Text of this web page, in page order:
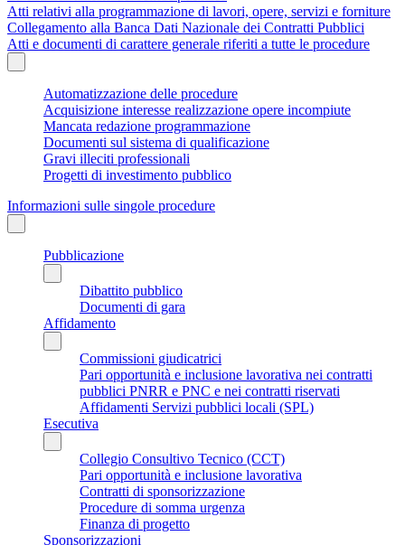
Atti relativi alla programmazione di lavori, opere, servizi e forniture
Collegamento alla Banca Dati Nazionale dei Contratti Pubblici
Atti e documenti di carattere generale riferiti a tutte le procedure
Automatizzazione delle procedure
Acquisizione interesse realizzazione opere incompiute
Mancata redazione programmazione
Documenti sul sistema di qualificazione
Gravi illeciti professionali
Progetti di investimento pubblico
Informazioni sulle singole procedure
Pubblicazione
Dibattito pubblico
Documenti di gara
Affidamento
Commissioni giudicatrici
Pari opportunità e inclusione lavorativa nei contratti
pubblici PNRR e PNC e nei contratti riservati
Affidamenti Servizi pubblici locali (SPL)
Esecutiva
Collegio Consultivo Tecnico (CCT)
Pari opportunità e inclusione lavorativa
Contratti di sponsorizzazione
Procedure di somma urgenza
Finanza di progetto
Sponsorizzazioni